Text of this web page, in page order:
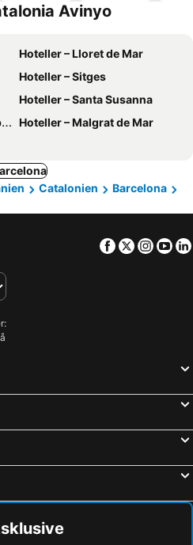
Avinyo
Hoteller – Lloret de Mar
Hoteller – Sitges
Hoteller – Santa Susanna
Hoteller – Malgrat de Mar
Catalonien
Barcelona
Facebook
Twitter